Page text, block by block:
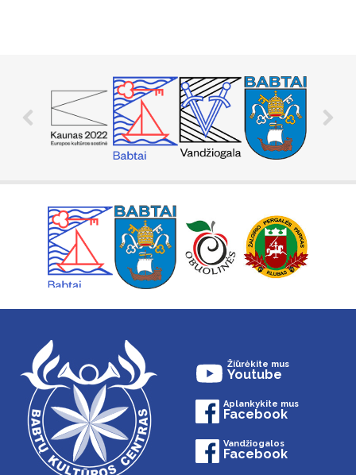
Žiūrėkite mus
Youtube
Aplankykite mus
Facebook
Vandžiogalos
Facebook